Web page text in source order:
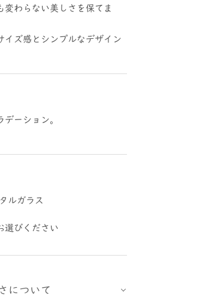
変わらない美しさを保てま
イズ感とシンプルなデザイン
ーション。
ルガラス
選びください
について